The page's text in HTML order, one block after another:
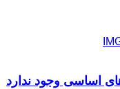
اساسی وجود ندارد